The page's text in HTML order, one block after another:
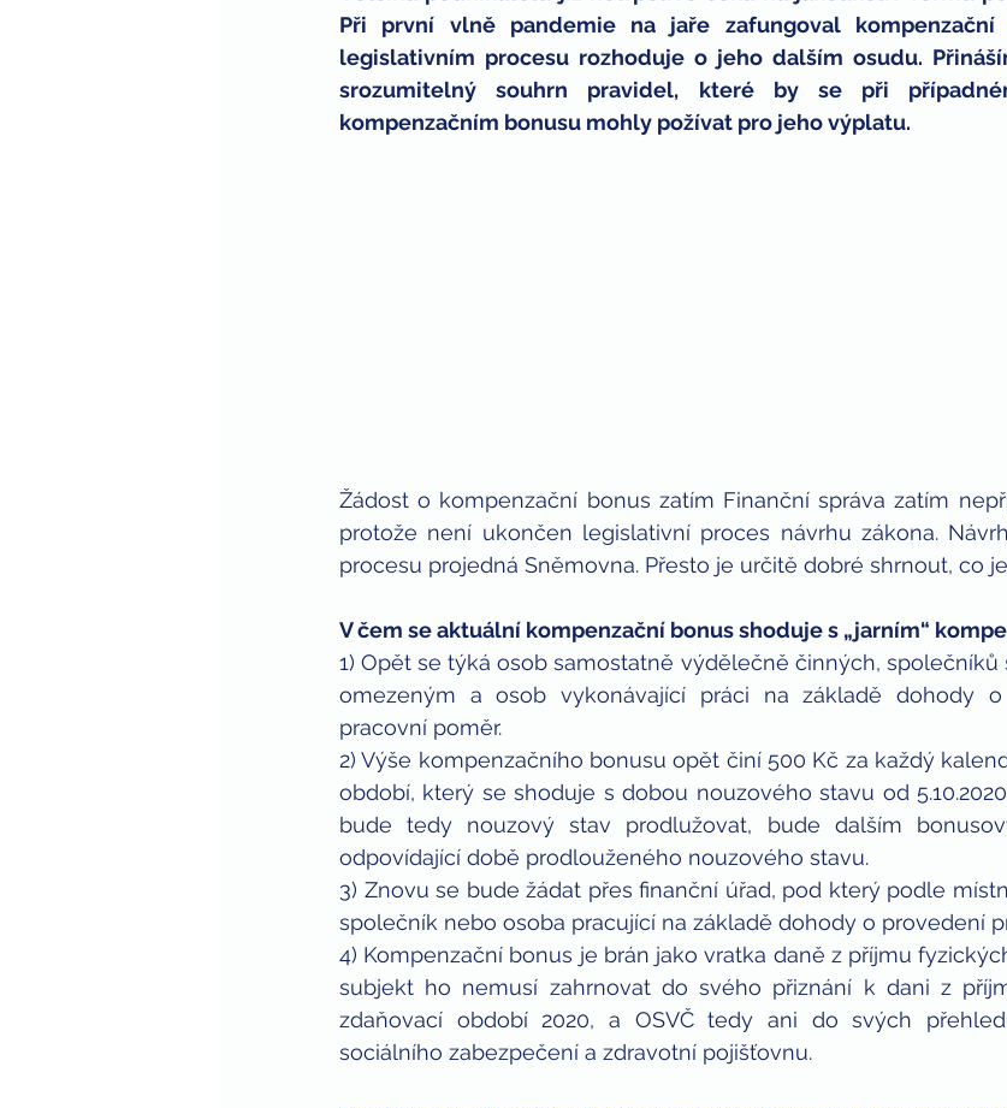
zaměstnávání zdravotně postižených děti bitcoin
Při první vlně pandemie na jaře zafungoval
legislativním procesu rozhoduje o jeho dalším osudu.
srozumitelný souhrn pravidel, které by se při
kompenzačním bonusu mohly požívat pro jeho výplatu.
Žádost o kompenzační bonus zatím Finanční správa zatím
protože není ukončen legislativní proces návrhu zákona.
procesu projedná Sněmovna. Přesto je určitě dobré shrnout, co
V čem se aktuální kompenzační bonus shoduje s „jarním“
1) Opět se týká osob samostatně výdělečně činných,
omezeným a osob vykonávající práci na základě dohody
pracovní poměr.
2) Výše kompenzačního bonusu opět činí 500 Kč za každý
období, který se shoduje s dobou nouzového stavu od 5.10.2020
bude tedy nouzový stav prodlužovat, bude dalším
odpovídající době prodlouženého nouzového stavu.
3) Znovu se bude žádat přes finanční úřad, pod který podle
společník nebo osoba pracující na základě dohody o provedení
4) Kompenzační bonus je brán jako vratka daně z příjmu
subjekt ho nemusí zahrnovat do svého přiznání k dani z
zdaňovací období 2020, a OSVČ tedy ani do svých
sociálního zabezpečení a zdravotní pojišťovnu.